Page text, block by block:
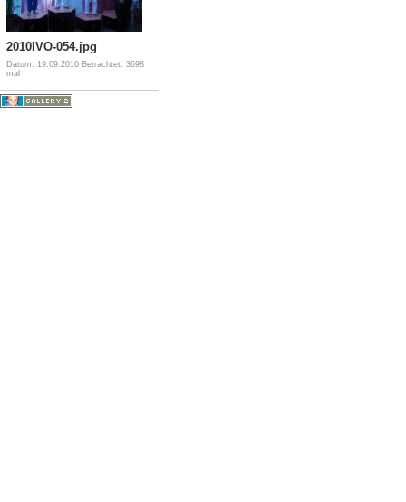
2010IVO-054.jpg
Datum: 19.09.2010 Betrachtet: 3698
mal